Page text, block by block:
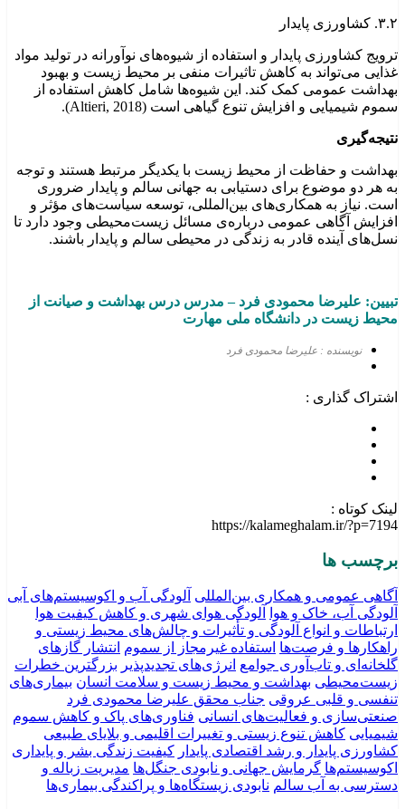
۳.۲. کشاورزی پایدار
ترویج کشاورزی پایدار و استفاده از شیوه‌های نوآورانه در تولید مواد
غذایی می‌تواند به کاهش تاثیرات منفی بر محیط زیست و بهبود
بهداشت عمومی کمک کند. این شیوه‌ها شامل کاهش استفاده از
سموم شیمیایی و افزایش تنوع گیاهی است (Altieri, 2018).
نتیجه‌گیری
بهداشت و حفاظت از محیط زیست با یکدیگر مرتبط هستند و توجه
به هر دو موضوع برای دستیابی به جهانی سالم و پایدار ضروری
است. نیاز به همکاری‌های بین‌المللی، توسعه سیاست‌های مؤثر و
افزایش آگاهی عمومی درباره‌ی مسائل زیست‌محیطی وجود دارد تا
نسل‌های آینده قادر به زندگی در محیطی سالم و پایدار باشند.
تبیین: علیرضا محمودی فرد–مدرس درس بهداشت و صیانت از
محیط زیست در دانشگاه ملی مهارت
نویسنده : علیرضا محمودی فرد
اشتراک گذاری :
لینک کوتاه :
https://kalameghalam.ir/?p=7194
برچسب ها
آگاهی عمومی و همکاری بین‌المللی آلودگی آب و اکوسیستم‌های آبی
آلودگی آب، خاک و هوا
آلودگی هوای شهری و کاهش کیفیت هوا
ارتباطات و انواع آلودگی و تأثیرات و چالش‌های محیط زیستی و
راهکارها و فرصت‌ها استفاده غیرمجاز از سموم انتشار گازهای
گلخانه‌ای و تاب‌آوری جوامع انرژی‌های تجدیدپذیر بزرگترین خطرات
زیست‌محیطی بهداشت و محیط زیست و سلامت انسان بیماری‌های
تنفسی و قلبی عروقی جناب محقق علیرضا محمودی فرد
صنعتی‌سازی و فعالیت‌های انسانی فناوری‌های پاک و کاهش سموم
شیمیایی کاهش تنوع زیستی و تغییرات اقلیمی و بلایای طبیعی
کشاورزی پایدار و رشد اقتصادی پایدار کیفیت زندگی بشر و پایداری
اکوسیستم‌ها گرمایش جهانی و نابودی جنگل‌ها مدیریت زباله و
دسترسی به آب سالم نابودی زیستگاه‌ها و پراکندگی بیماری‌ها